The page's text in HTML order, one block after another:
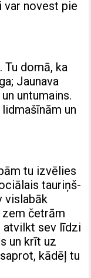
var novest pie
Tu domā, ka
Jaunava
untumains.
un
tu izvēlies
tauriņš-
vislabāk
četrām
atvilkt sev līdzi
un krīt uz
kādēļ tu